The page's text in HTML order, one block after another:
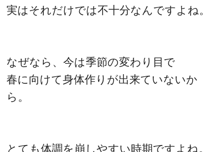
実はそれだけでは不十分なんですよね。
なぜなら、今は季節の変わり目で
春に向けて身体作りが出来ていないか
ら。
とても体調を崩しやすい時期ですよね。